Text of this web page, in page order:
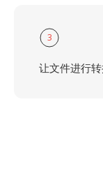
3
让文件进行